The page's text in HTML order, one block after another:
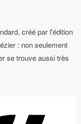
créé par l'édition
: non seulement
se trouve aussi très